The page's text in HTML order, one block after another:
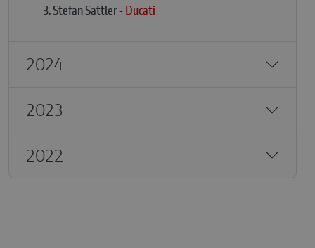
3. Stefan Sattler -Ducati
2024
2023
2022